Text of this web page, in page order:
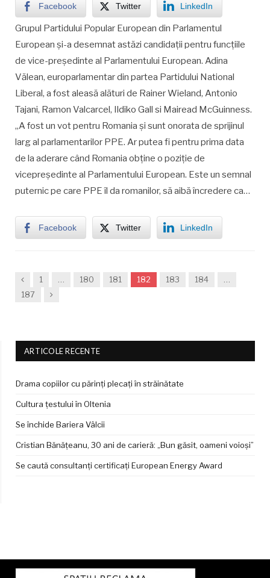
Facebook Twitter LinkedIn
Grupul Partidului Popular European din Parlamentul
European şi-a desemnat astăzi candidații pentru funcțiile
de vice-președinte al Parlamentului European. Adina
Vălean, europarlamentar din partea Partidului National
Liberal, a fost aleasă alături de Rainer Wieland, Antonio
Tajani, Ramon Valcarcel, Ildiko Gall si Mairead McGuinness.
„A fost un vot pentru Romania şi sunt onorata de sprijinul
larg al parlamentarilor PPE. Ar putea fi pentru prima data
de la aderare când Romania obține o poziție de
vicepreședinte al Parlamentului European. Este un semnal
puternic pe care PPE îl da romanilor, să aibă încredere ca…
Facebook Twitter LinkedIn
Previous
1 180 181 182 183 184
187
Next
ARTICOLE RECENTE
Drama copiilor cu părinți plecați în străinătate
Cultura țestului în Oltenia
Se închide Bariera Vâlcii
Cristian Bănățeanu, 30 ani de carieră: „Bun găsit, oameni voioși”
Se caută consultanți certificați European Energy Award